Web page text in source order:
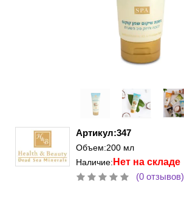
Артикул:347
Объем:200 мл
Наличие: Нет на складе
(0 отзывов)